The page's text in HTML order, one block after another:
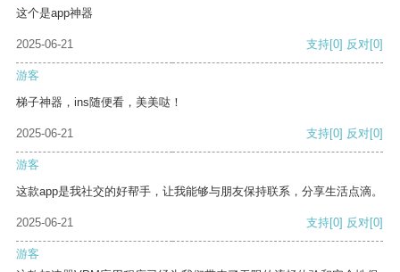
这个是app神器
2025-06-21 支持[0] 反对[0]
游客
梯子神器，ins随便看，美美哒！
2025-06-21 支持[0] 反对[0]
游客
这款app是我社交的好帮手，让我能够与朋友保持联系，分享生活点滴。
2025-06-21 支持[0] 反对[0]
游客